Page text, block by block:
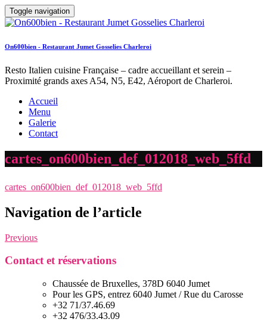
Toggle navigation
On600bien - Restaurant Jumet Gosselies Charleroi
Resto Italien cuisine Française – cadre accueillant et serein –
Proximité grands axes A54, N5, E42, Aéroport de Charleroi.
Accueil
Menu
Galerie
Contact
cartes_on600bien_def_012018_web_5ffd
cartes_on600bien_def_012018_web_5ffd
Navigation de l’article
Previous
Contact et réservations
Chaussée de Bruxelles, 378D 6040 Jumet
Pour les GPS, entrez 6040 Jumet / Rue du Carosse
+32 71/37.46.69
+32 476/33.43.09